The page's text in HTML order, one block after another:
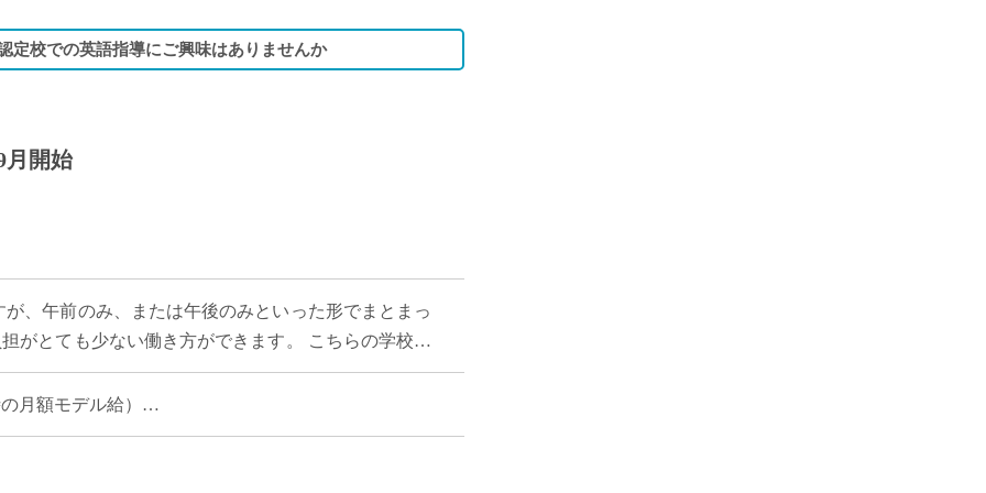
定校での英語指導にご興味はありませんか
月開始
が、午前のみ、または午後のみといった形でまとまっ
がとても少ない働き方ができます。 こちらの学校は
理念に掲げ、生徒一人ひとりが自 […]
月額モデル給）